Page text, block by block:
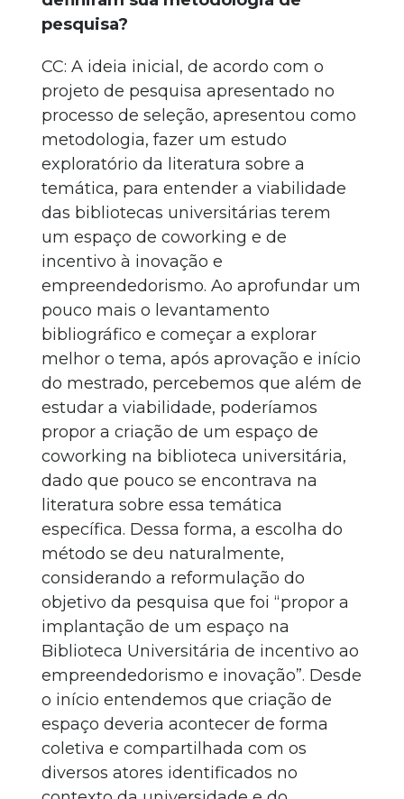
pesquisa?
CC: A ideia inicial, de acordo com o
projeto de pesquisa apresentado no
processo de seleção, apresentou como
metodologia, fazer um estudo
exploratório da literatura sobre a
temática, para entender a viabilidade
das bibliotecas universitárias terem
um espaço de coworking e de
incentivo à inovação e
empreendedorismo. Ao aprofundar um
pouco mais o levantamento
bibliográfico e começar a explorar
melhor o tema, após aprovação e início
do mestrado, percebemos que além de
estudar a viabilidade, poderíamos
propor a criação de um espaço de
coworking na biblioteca universitária,
dado que pouco se encontrava na
literatura sobre essa temática
específica. Dessa forma, a escolha do
método se deu naturalmente,
considerando a reformulação do
objetivo da pesquisa que foi “propor a
implantação de um espaço na
Biblioteca Universitária de incentivo ao
empreendedorismo e inovação”. Desde
o início entendemos que criação de
espaço deveria acontecer de forma
coletiva e compartilhada com os
diversos atores identificados no